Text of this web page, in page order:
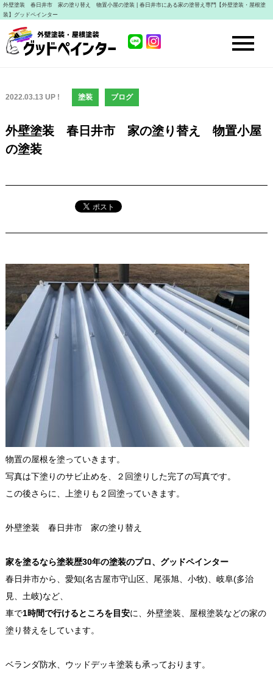
外壁塗装 春日井市 家の塗り替え 物置小屋の塗装 | 春日井市にある家の塗替え専門【外壁塗装・屋根塗
装】グッドペインター
2022.03.13 UP ! 塗装 ブログ
外壁塗装 春日井市 家の塗り替え 物置小屋
の塗装
物置の屋根を塗っていきます。
写真は下塗りのサビ止めを、２回塗りした完了の写真です。
この後さらに、上塗りも２回塗っていきます。
外壁塗装 春日井市 家の塗り替え
家を塗るなら塗装歴30年の塗装のプロ、グッドペインター
春日井市から、愛知(名古屋市守山区、尾張旭、小牧)、岐阜(多治
見、土岐)など、
車で1時間で行けるところを目安に、外壁塗装、屋根塗装などの家の
塗り替えをしています。
ベランダ防水、ウッドデッキ塗装も承っております。